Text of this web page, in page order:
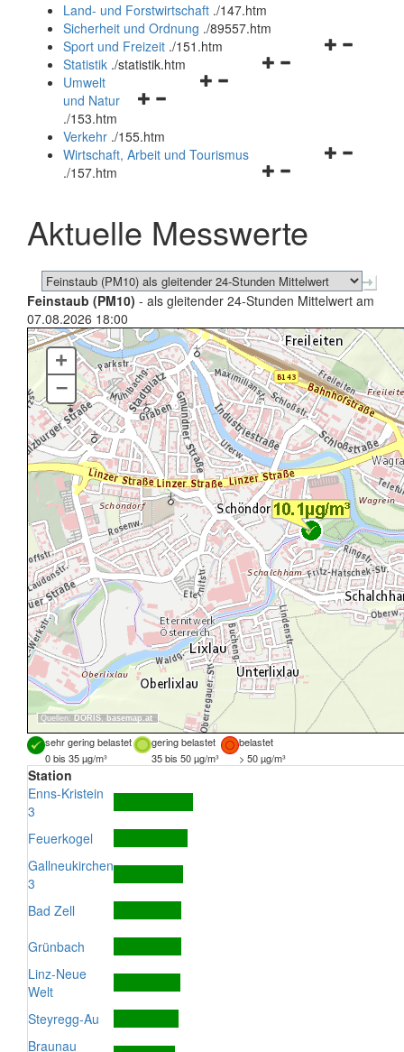
und
schließen
Land- und Forstwirtschaft ./147.htm
Sicherheit und Ordnung ./89557.htm
Navigationsmenü
Sport und Freizeit ./151.htm
Navigationsmenü
Statistik ./statistik.htm
Navigationsmenü
und
schließen
Umwelt
und Natur
./153.htm
Verkehr ./155.htm
Navigationsmenü
schließen
Wirtschaft, Arbeit und Tourismus
./157.htm
Aktuelle Messwerte
Feinstaub (PM10) - als gleitender 24-Stunden Mittelwert am
07.08.2026 18:00
Quellen: DORIS, basemap.at
+
–
sehr gering belastet gering belastet
belastet
0 bis 35 µg/m³
35 bis 50 µg/m³ > 50 µg/m³
Station
Enns-Kristein
3
Feuerkogel
Gallneukirchen
3
Bad Zell
Grünbach
Linz-Neue
Welt
Steyregg-Au
Braunau